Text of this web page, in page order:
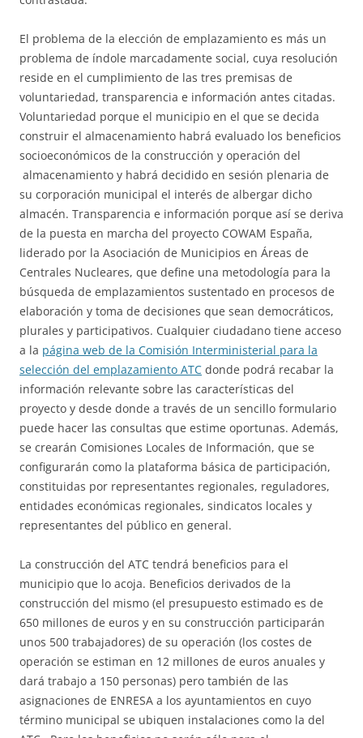
El problema de la elección de emplazamiento es más un
problema de índole marcadamente social, cuya resolución
reside en el cumplimiento de las tres premisas de
voluntariedad, transparencia e información antes citadas.
Voluntariedad porque el municipio en el que se decida
construir el almacenamiento habrá evaluado los beneficios
socioeconómicos de la construcción y operación del
almacenamiento y habrá decidido en sesión plenaria de
su corporación municipal el interés de albergar dicho
almacén. Transparencia e información porque así se deriva
de la puesta en marcha del proyecto COWAM España,
liderado por la Asociación de Municipios en Áreas de
Centrales Nucleares, que define una metodología para la
búsqueda de emplazamientos sustentado en procesos de
elaboración y toma de decisiones que sean democráticos,
plurales y participativos. Cualquier ciudadano tiene acceso
a la página web de la Comisión Interministerial para la
selección del emplazamiento ATC donde podrá recabar la
información relevante sobre las características del
proyecto y desde donde a través de un sencillo formulario
puede hacer las consultas que estime oportunas. Además,
se crearán Comisiones Locales de Información, que se
configurarán como la plataforma básica de participación,
constituidas por representantes regionales, reguladores,
entidades económicas regionales, sindicatos locales y
representantes del público en general.
La construcción del ATC tendrá beneficios para el
municipio que lo acoja. Beneficios derivados de la
construcción del mismo (el presupuesto estimado es de
650 millones de euros y en su construcción participarán
unos 500 trabajadores) de su operación (los costes de
operación se estiman en 12 millones de euros anuales y
dará trabajo a 150 personas) pero también de las
asignaciones de ENRESA a los ayuntamientos en cuyo
término municipal se ubiquen instalaciones como la del